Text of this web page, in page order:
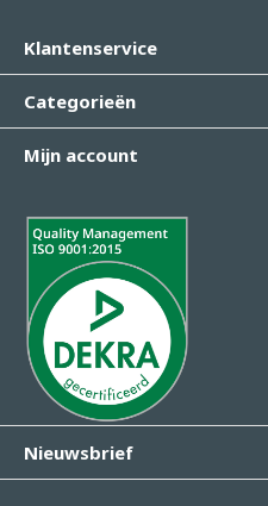
Klantenservice
Categorieën
Mijn account
Nieuwsbrief